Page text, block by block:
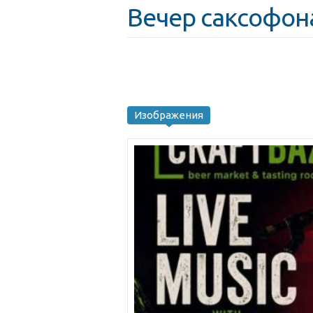
Вечер
Изображения